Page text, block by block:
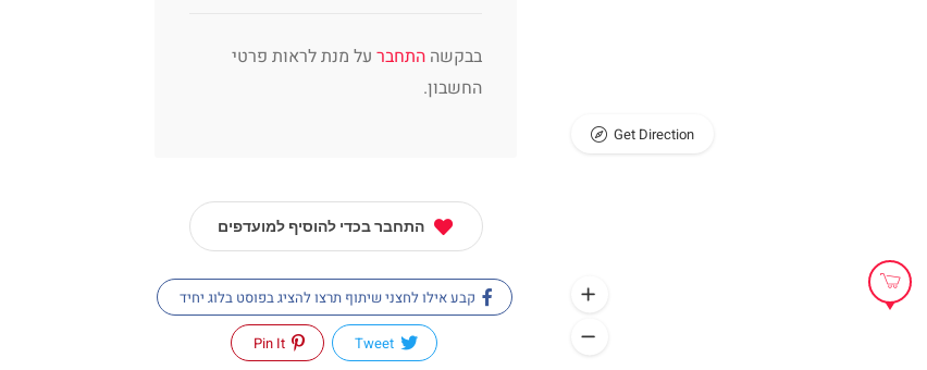
Get Direction
בבקשה התחבר על מנת לראות פרטי
החשבון.
התחבר בכדי להוסיף למועדפים
קבע אילו לחצני שיתוף תרצו להציג בפוסט בלוג יחיד